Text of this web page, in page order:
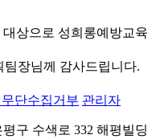
상으로 성희롱예방교육
장님께 감사드립니다.
단수집거부 관리자
구 수색로 332 해평빌딩